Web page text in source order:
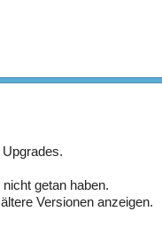
getan haben.
Versionen anzeigen.